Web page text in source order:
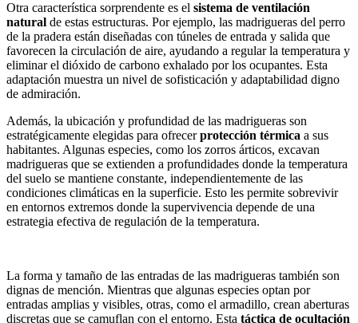
Otra característica sorprendente es el sistema de ventilación
natural de estas estructuras. Por ejemplo, las madrigueras del perro
de la pradera están diseñadas con túneles de entrada y salida que
favorecen la circulación de aire, ayudando a regular la temperatura y
eliminar el dióxido de carbono exhalado por los ocupantes. Esta
adaptación muestra un nivel de sofisticación y adaptabilidad digno
de admiración.
Además, la ubicación y profundidad de las madrigueras son
estratégicamente elegidas para ofrecerprotección térmica a sus
habitantes. Algunas especies, como los zorros árticos, excavan
madrigueras que se extienden a profundidades donde la temperatura
del suelo se mantiene constante, independientemente de las
condiciones climáticas en la superficie. Esto les permite sobrevivir
en entornos extremos donde la supervivencia depende de una
estrategia efectiva de regulación de la temperatura.
La forma y tamaño de las entradas de las madrigueras también son
dignas de mención. Mientras que algunas especies optan por
entradas amplias y visibles, otras, como el armadillo, crean aberturas
discretas que se camuflan con el entorno. Esta táctica de ocultación